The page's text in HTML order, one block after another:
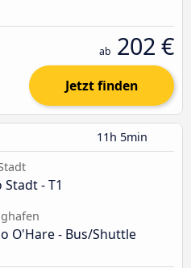
ab 202 €
Jetzt finden
11h 5min
- T1
O'Hare - Bus/Shuttle